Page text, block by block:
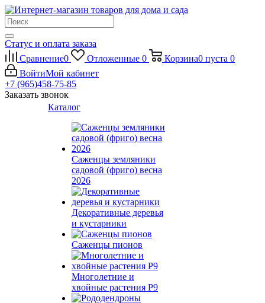
Статус и оплата заказа
Сравнение0 Отложенные 0 Корзина0 пуста 0
ВойтиМой кабинет
+7 (965)458-75-85
Заказать звонок
Каталог
Саженцы земляники
садовой (фриго) весна
2026
Декоративные деревья
и кустарники
Саженцы пионов
Многолетние и
хвойные растения Р9